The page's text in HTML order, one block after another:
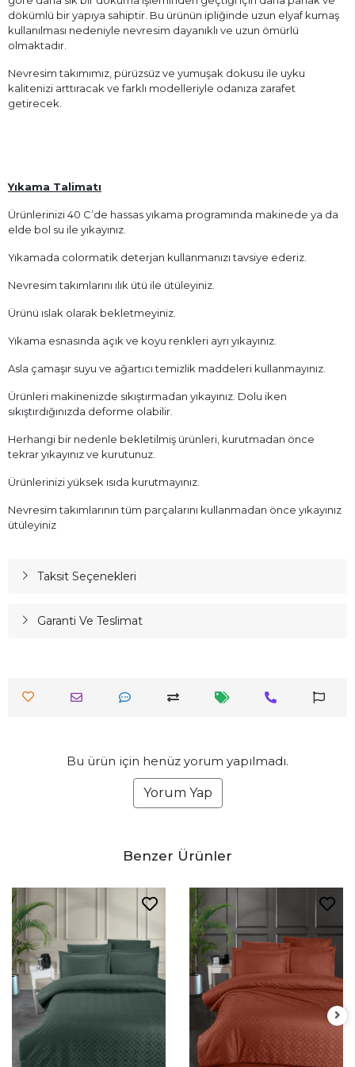
dökümlü bir yapıya sahiptir. Bu ürünün ipliğinde uzun elyaf kumaş
kullanılması nedeniyle nevresim dayanıklı ve uzun ömürlü
olmaktadır.
Nevresim takımımız, pürüzsüz ve yumuşak dokusu ile uyku
kalitenizi arttıracak ve farklı modelleriyle odanıza zarafet
getirecek.
Yıkama Talimatı
Ürünlerinizi 40 C’de hassas yıkama programında makinede ya da
elde bol su ile yıkayınız.
Yıkamada colormatik deterjan kullanmanızı tavsiye ederiz.
Nevresim takımlarını ılık ütü ile ütüleyiniz.
Ürünü ıslak olarak bekletmeyiniz.
Yıkama esnasında açık ve koyu renkleri ayrı yıkayınız.
Asla çamaşır suyu ve ağartıcı temizlik maddeleri kullanmayınız.
Ürünleri makinenizde sıkıştırmadan yıkayınız. Dolu iken
sıkıştırdığınızda deforme olabilir.
Herhangi bir nedenle bekletilmiş ürünleri, kurutmadan önce
tekrar yıkayınız ve kurutunuz.
Ürünlerinizi yüksek ısıda kurutmayınız.
Nevresim takımlarının tüm parçalarını kullanmadan önce yıkayınız
ütüleyiniz
Taksit Seçenekleri
Garanti Ve Teslimat
Bu ürün için henüz yorum yapılmadı.
Yorum Yap
Benzer Ürünler